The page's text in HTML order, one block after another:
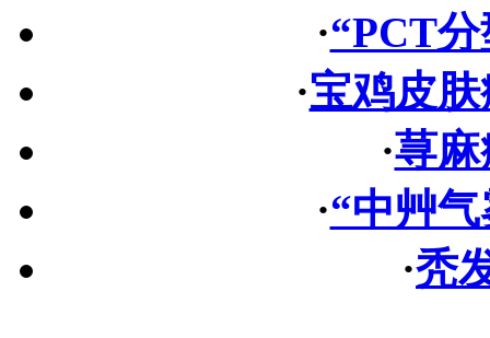
·“PCT
·宝鸡皮
·荨
·“中艸
·秃